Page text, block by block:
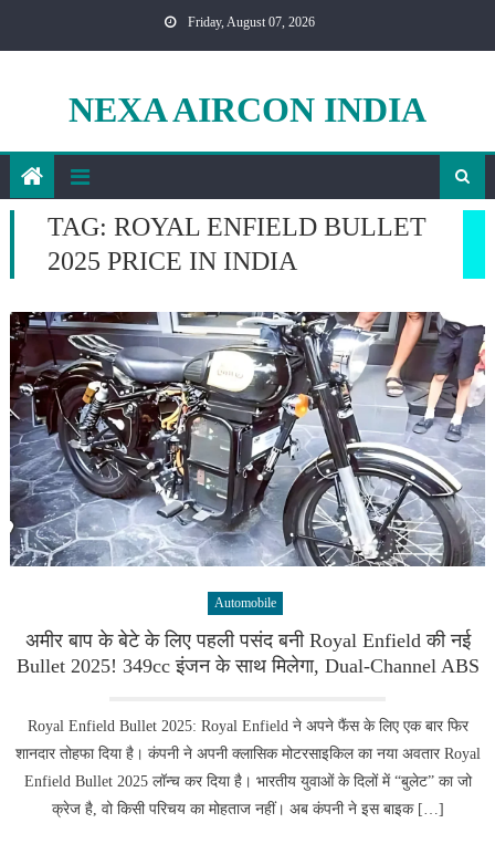
Friday, August 07, 2026
NEXA AIRCON INDIA
TAG: ROYAL ENFIELD BULLET
2025 PRICE IN INDIA
Automobile
अमीर बाप के बेटे के लिए पहली पसंद बनी Royal Enfield की नई
Bullet 2025! 349cc इंजन के साथ मिलेगा, Dual-Channel ABS
Royal Enfield Bullet 2025: Royal Enfield ने अपने फैंस के लिए एक बार फिर
शानदार तोहफा दिया है। कंपनी ने अपनी क्लासिक मोटरसाइकिल का नया अवतार Royal
Enfield Bullet 2025 लॉन्च कर दिया है। भारतीय युवाओं के दिलों में “बुलेट” का जो
क्रेज है, वो किसी परिचय का मोहताज नहीं। अब कंपनी ने इस बाइक […]